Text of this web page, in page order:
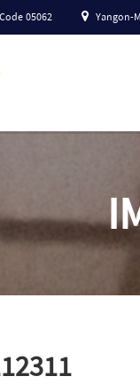
Yangon-
05062